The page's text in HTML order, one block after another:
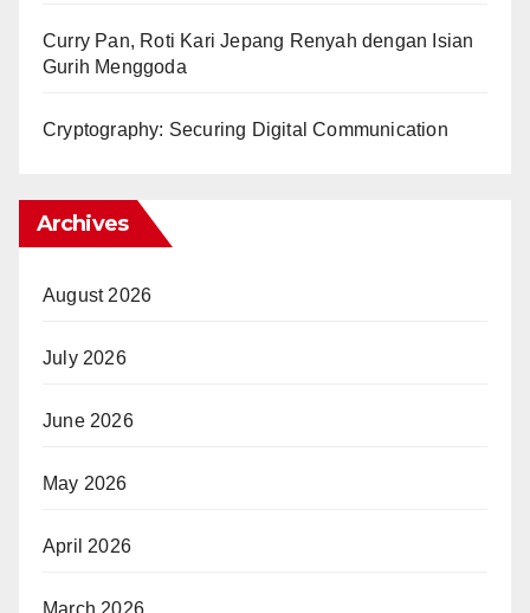
Curry Pan, Roti Kari Jepang Renyah dengan Isian
Gurih Menggoda
Cryptography: Securing Digital Communication
Archives
August 2026
July 2026
June 2026
May 2026
April 2026